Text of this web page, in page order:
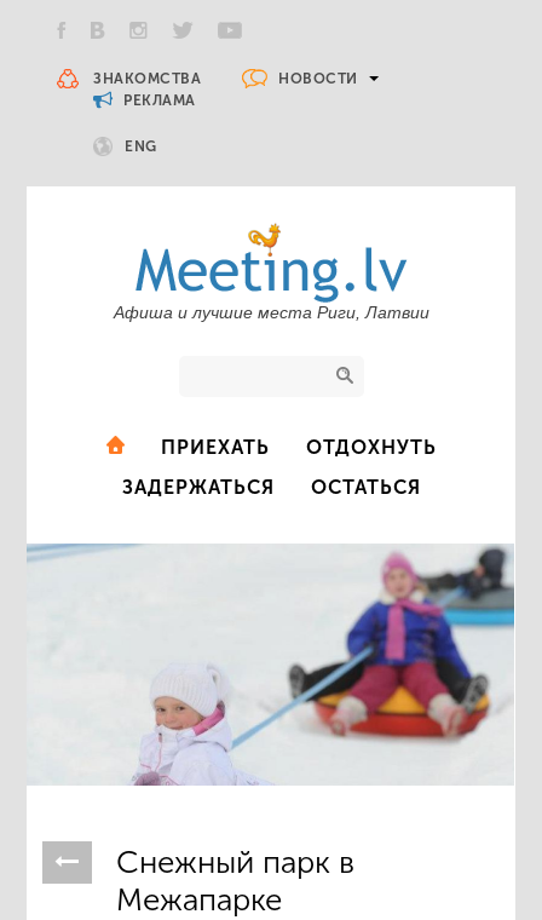
ЗНАКОМСТВА
НОВОСТИ
РЕКЛАМА
ENG
Афиша и лучшие места Риги, Латвии
ПРИЕХАТЬ
ОТДОХНУТЬ
ЗАДЕРЖАТЬСЯ
ОСТАТЬСЯ
Снежный парк в
Межапарке